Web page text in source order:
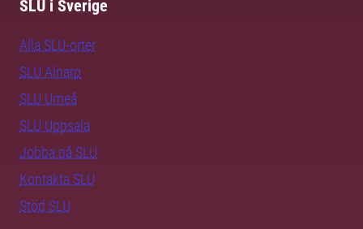
SLU i Sverige
Alla SLU-orter
SLU Alnarp
SLU Umeå
SLU Uppsala
Jobba på SLU
Kontakta SLU
Stöd SLU